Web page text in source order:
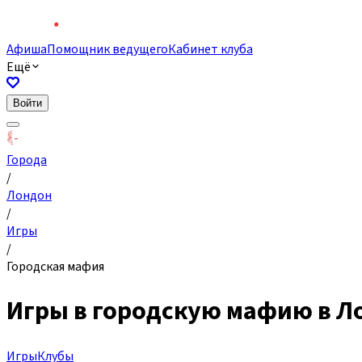
АфишаПомощник ведущегоКабинет клуба
Ещё
Войти
Города
/
Лондон
/
Игры
/
Городская мафия
Игры в городскую мафию в
ИгрыКлубы